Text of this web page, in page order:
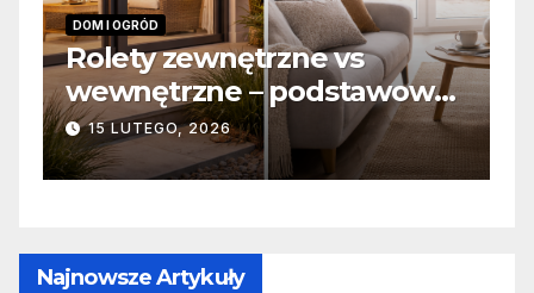
INFORMACJE
Zabicie owada a
odpowiedzialność karna –
jak wygląda to w praktyce?
19 PAŹDZIERNIKA, 2025
Najnowsze Artykuły